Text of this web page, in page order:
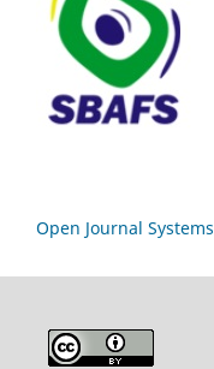
Open Journal Systems